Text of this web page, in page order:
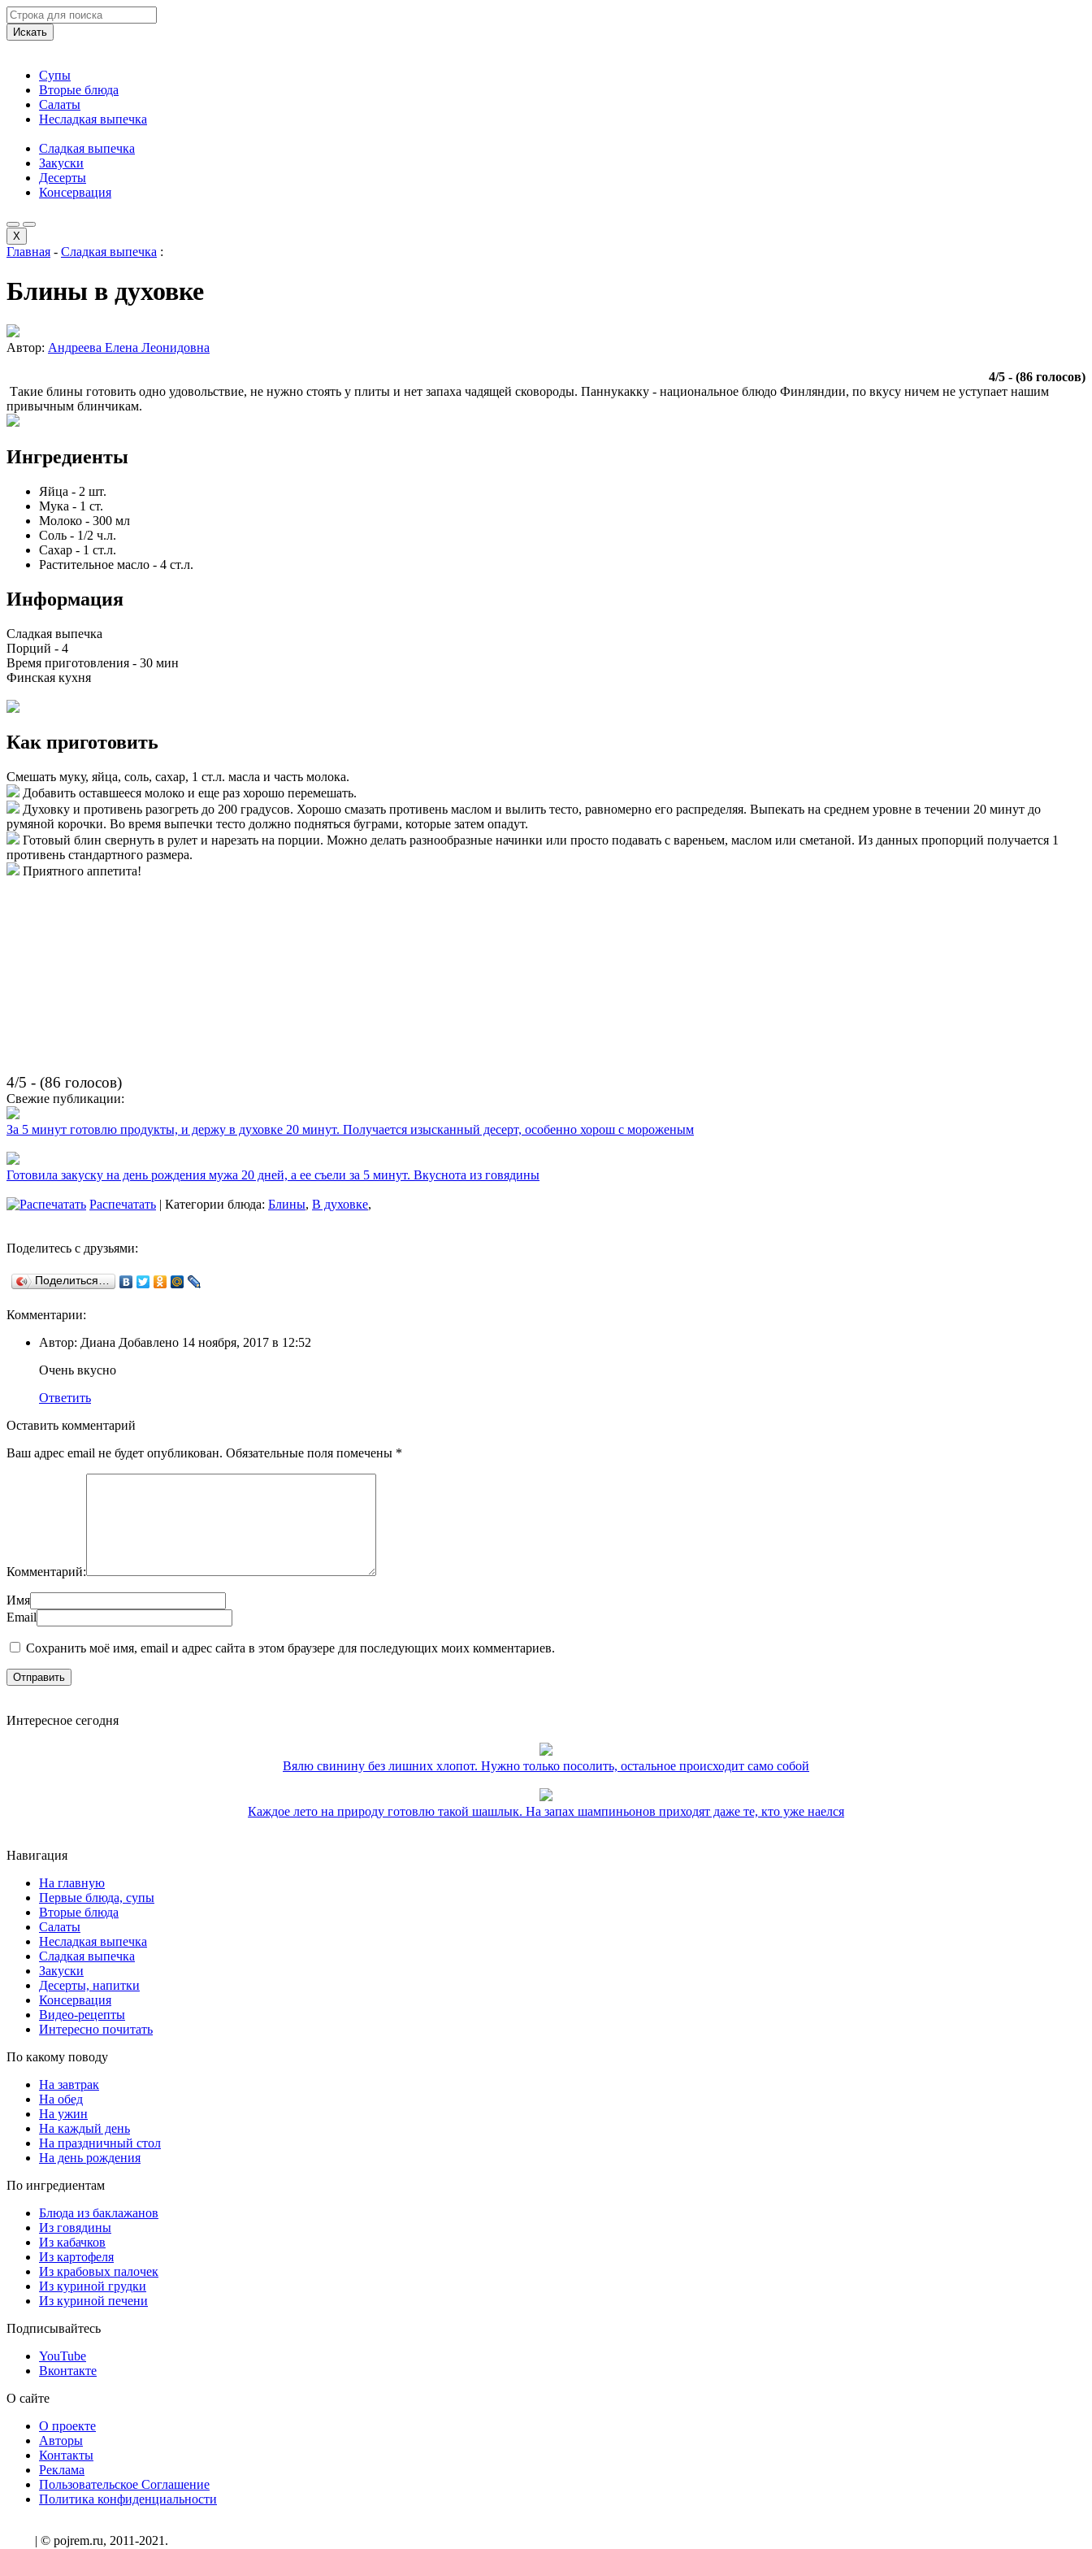
Искать
Супы
Вторые блюда
Салаты
Несладкая выпечка
Сладкая выпечка
Закуски
Десерты
Консервация
X
Главная - Сладкая выпечка :
Блины в духовке
Автор: Андреева Елена Леонидовна
4/5 - (86 голосов)
Такие блины готовить одно удовольствие, не нужно стоять у плиты и нет запаха чадящей сковороды. Паннукакку - национальное блюдо Финляндии, по вкусу ничем не уступает нашим
привычным блинчикам.
Ингредиенты
Яйца - 2 шт.
Мука - 1 ст.
Молоко - 300 мл
Соль - 1/2 ч.л.
Сахар - 1 ст.л.
Растительное масло - 4 ст.л.
Информация
Сладкая выпечка
Порций - 4
Время приготовления - 30 мин
Финская кухня
Как приготовить
Смешать муку, яйца, соль, сахар, 1 ст.л. масла и часть молока.
Добавить оставшееся молоко и еще раз хорошо перемешать.
Духовку и противень разогреть до 200 градусов. Хорошо смазать противень маслом и вылить тесто, равномерно его распределяя. Выпекать на среднем уровне в течении 20 минут до
румяной корочки. Во время выпечки тесто должно подняться буграми, которые затем опадут.
Готовый блин свернуть в рулет и нарезать на порции. Можно делать разнообразные начинки или просто подавать с вареньем, маслом или сметаной. Из данных пропорций получается 1
противень стандартного размера.
Приятного аппетита!
4/5 - (86 голосов)
Свежие публикации:
За 5 минут готовлю продукты, и держу в духовке 20 минут. Получается изысканный десерт, особенно хорош с мороженым
Готовила закуску на день рождения мужа 20 дней, а ее съели за 5 минут. Вкуснота из говядины
Распечатать | Категории блюда: Блины, В духовке,
Поделитесь с друзьями:
Поделиться…
Комментарии:
Автор: Диана Добавлено 14 ноября, 2017 в 12:52
Очень вкусно
Ответить
Оставить комментарий
Ваш адрес email не будет опубликован. Обязательные поля помечены *
Комментарий:
Имя
Email
Сохранить моё имя, email и адрес сайта в этом браузере для последующих моих комментариев.
Интересное сегодня
Вялю свинину без лишних хлопот. Нужно только посолить, остальное происходит само собой
Каждое лето на природу готовлю такой шашлык. На запах шампиньонов приходят даже те, кто уже наелся
Навигация
На главную
Первые блюда, супы
Вторые блюда
Салаты
Несладкая выпечка
Сладкая выпечка
Закуски
Десерты, напитки
Консервация
Видео-рецепты
Интересно почитать
По какому поводу
На завтрак
На обед
На ужин
На каждый день
На праздничный стол
На день рождения
По ингредиентам
Блюда из баклажанов
Из говядины
Из кабачков
Из картофеля
Из крабовых палочек
Из куриной грудки
Из куриной печени
Подписывайтесь
YouTube
Вконтакте
О сайте
О проекте
Авторы
Контакты
Реклама
Пользовательское Соглашение
Политика конфиденциальности
| © pojrem.ru, 2011-2021.